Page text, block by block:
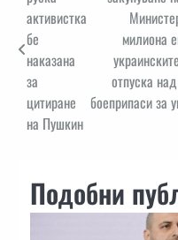
активистка
бе
наказана
за
цитиране
на Пушкин
милиона
отпуска
боеприпаси за
Подобни